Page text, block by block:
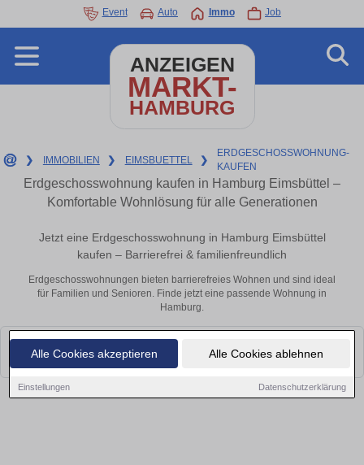
Alle Cookies akzeptieren Alle Cookies ablehnen
Einstellungen Datenschutzerklärung
Event Auto Immo Job
ANZEIGEN
MARKT-
HAMBURG
❯ IMMOBILIEN ❯ EIMSBUETTEL ❯
ERDGESCHOSSWOHNUNG-
KAUFEN
Erdgeschosswohnung kaufen in Hamburg Eimsbüttel –
Komfortable Wohnlösung für alle Generationen
Jetzt eine Erdgeschosswohnung in Hamburg Eimsbüttel
kaufen – Barrierefrei & familienfreundlich
Erdgeschosswohnungen bieten barrierefreies Wohnen und sind ideal
für Familien und Senioren. Finde jetzt eine passende Wohnung in
Hamburg.
Leider konnten wir derzeit keine passenden Objekte finden. Schauen Sie
bald wieder vorbei!